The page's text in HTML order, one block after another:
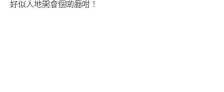
好似人地開會個啲廳咁！